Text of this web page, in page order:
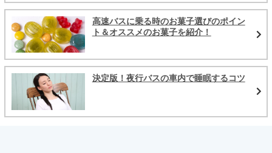
高速バスに乗る時のお菓子選びのポイン
ト＆オススメのお菓子を紹介！
決定版！夜行バスの車内で睡眠するコツ